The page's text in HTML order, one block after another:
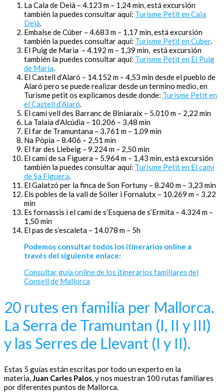
La Cala de Deià – 4.123 m – 1,24 min, está excursión
también la puedes consultar aquí: Turisme Petit en Cala
Deià.
Embalse de Cúber – 4.683 m – 1,17 min, está excursión
también la puedes consultar aquí: Turisme Petit en Cuber.
El Puig de Maria – 4.192 m – 1,39 min, está excursión
también la puedes consultar aquí: Turisme Petit en El Puig
de Maria.
El Castell d’Alaró – 14.152 m – 4,53 min desde el pueblo de
Alaró pero se puede realizar desde un termino medio, en
Turisme petit os explicamos desde donde: Turisme Petit en
el Castell d’Alaró.
El camí vell des Barranc de Biniaraix – 5.010 m – 2,22 min
La Talaia d’Alcúdia – 10.206 – 3,48 min
El far de Tramuntana – 3.761 m – 1,09 min
Na Pòpia – 8.406 – 2,51 min
El far des Llebeig – 9.224 m – 2,50 min
El camí de sa Figuera – 5.964 m – 1,43 min, está excursión
también la puedes consultar aquí: Turisme Petit en El camí
de Sa Figuera.
El Galatzó per la finca de Son Fortuny – 8.240 m – 3,23 min
Els pobles de la vall de Sóller i Fornalutx – 10.269 m – 3,22
min
Es fornassis i el camí de s’Esquena de s’Ermita – 4.324 m –
1,50 min
El pas de s’escaleta – 14.078 m – 5h
Podemos consultar todos los itinerarios online a
través del siguiente enlace:
Consultar guía online de los itinerarios familiares del
Consell de Mallorca
20 rutes en familía per Mallorca.
La Serra de Tramuntan (I, II y III)
y las Serres de Llevant (I y II).
Estas 5 guías están escritas por todo un experto en la
materia,Juan Carles Palos, y nos muestran 100 rutas familiares
por diferentes puntos de Mallorca.